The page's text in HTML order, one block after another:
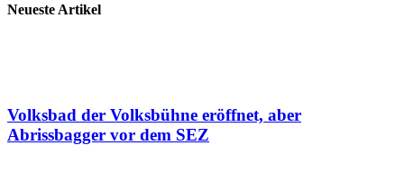
Neueste Artikel
Volksbad der Volksbühne eröffnet, aber
Abrissbagger vor dem SEZ